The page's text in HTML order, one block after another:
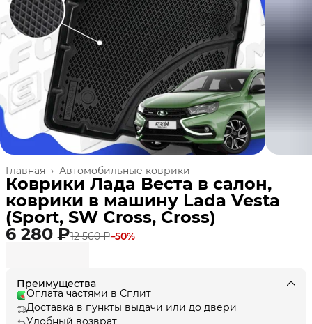
Автомобильные коврики
Главная ›
Коврики Лада Веста в салон,
коврики в машину Lada Vesta
(Sport, SW Cross, Cross)
6 280 ₽12 560 ₽−50%
Преимущества
Оплата частями в Сплит
Доставка в пункты выдачи или до двери
Удобный возврат